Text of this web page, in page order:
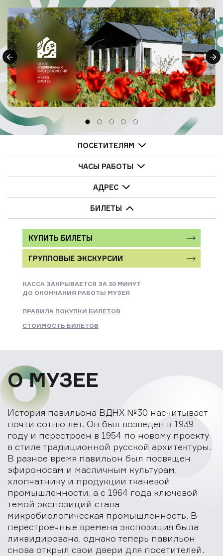
ПОСЕТИТЕЛЯМ
ЧАСЫ РАБОТЫ
АДРЕС
БИЛЕТЫ
КУПИТЬ БИЛЕТЫ
ГРУППОВЫЕ ЭКСКУРСИИ
КАССА ЗАКРЫВАЕТСЯ ЗА 30 МИНУТ
ДО ОКОНЧАНИЯ РАБОТЫ МУЗЕЯ
ПРАВИЛА ПОКУПКИ БИЛЕТОВ
СТОИМОСТЬ БИЛЕТОВ
О МУЗЕЕ
История павильона ВДНХ №30 насчитывает
почти сотню лет. Он был возведен в 1939
году и перестроен в 1954 по новому проекту
в стиле традиционной русской архитектуры.
В разное время павильон был посвящен
эфироносам и масличным культурам,
хлопчатнику и продукции тканевой
промышленности, а с 1964 года ключевой
темой экспозиций стала
микробиологическая промышленность. В
перестроечные времена экспозиция была
ликвидирована, однако теперь павильон
снова открыл свои двери для посетителей.